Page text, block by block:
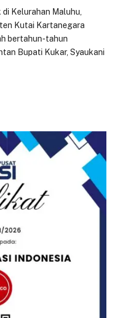
di Kelurahan Maluhu,
Kutai Kartanegara
bertahun-tahun
Bupati Kukar, Syaukani